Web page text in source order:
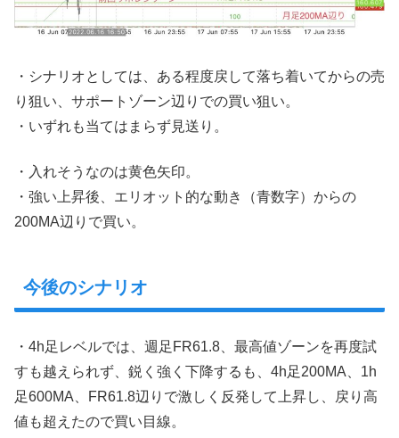
・シナリオとしては、ある程度戻して落ち着いてからの売
り狙い、サポートゾーン辺りでの買い狙い。
・いずれも当てはまらず見送り。
・入れそうなのは黄色矢印。
・強い上昇後、エリオット的な動き（青数字）からの
200MA辺りで買い。
今後のシナリオ
・4h足レベルでは、週足FR61.8、最高値ゾーンを再度試
すも越えられず、鋭く強く下降するも、4h足200MA、1h
足600MA、FR61.8辺りで激しく反発して上昇し、戻り高
値も超えたので買い目線。